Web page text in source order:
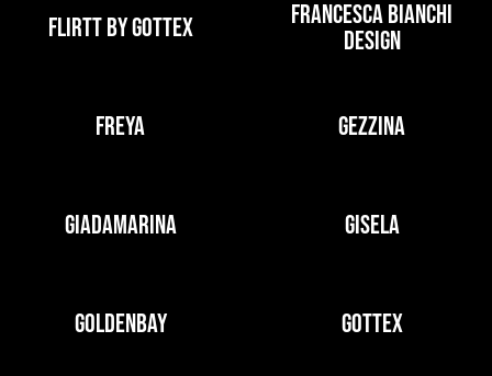
FLIRTT BY GOTTEX
FRANCESCA BIANCHI
DESIGN
FREYA GEZZINA
GIADAMARINA GISELA
GOLDENBAY GOTTEX